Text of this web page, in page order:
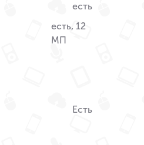
есть
есть, 12
МП
Есть